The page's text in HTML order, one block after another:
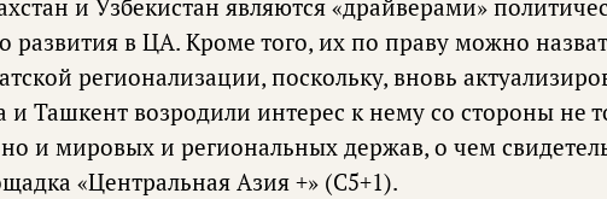
и Узбекистан являются «драйверами»
развития в ЦА. Кроме того, их по праву можно
регионализации, поскольку, вновь
и Ташкент возродили интерес к нему со стороны не
и мировых и региональных держав, о чем
«Центральная Азия +» (С5+1).